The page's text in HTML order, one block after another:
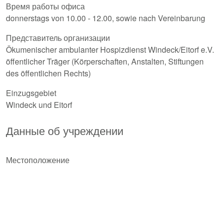
Время работы офиса
donnerstags von 10.00 - 12.00, sowie nach Vereinbarung
Представитель организации
Ökumenischer ambulanter Hospizdienst Windeck/Eitorf e.V.
öffentlicher Träger (Körperschaften, Anstalten, Stiftungen
des öffentlichen Rechts)
Einzugsgebiet
Windeck und Eitorf
Данные об учреждении
Местоположение